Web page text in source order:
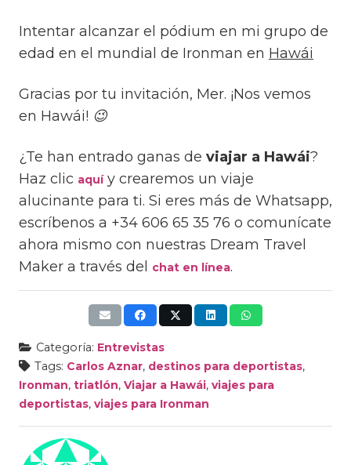
Intentar alcanzar el pódium en mi grupo de
edad en el mundial de Ironman en Hawái
Gracias por tu invitación, Mer. ¡Nos vemos
en Hawái! 😉
¿Te han entrado ganas de viajar a Hawái?
Haz clic aquíy crearemos un viaje
alucinante para ti. Si eres más de Whatsapp,
escríbenos a +34 606 65 35 76 o comunícate
ahora mismo con nuestras Dream Travel
Maker a través del
chat en línea.
Categoría: Entrevistas
Tags: Carlos Aznar, destinos para deportistas,
Ironman, triatlón, Viajar a Hawái, viajes para
deportistas, viajes para Ironman